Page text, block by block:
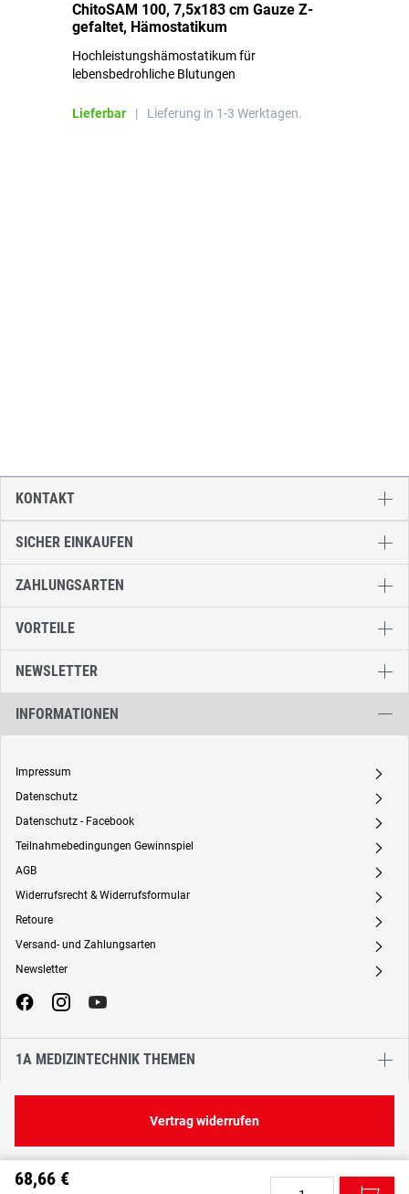
68,66 €
ChitoSAM 100, 7,5x183 cm Gauze Z-
gefaltet, Hämostatikum
Hochleistungshämostatikum für
lebensbedrohliche Blutungen
Lieferbar | Lieferung in 1-3 Werktagen.
SICHER EINKAUFEN
ZAHLUNGSARTEN
VORTEILE
NEWSLETTER
INFORMATIONEN
Impressum A
Datenschutz A
Datenschutz - Facebook A
Teilnahmebedingungen Gewinnspiel A
AGB A
Widerrufsrecht & Widerrufsformular A
Retoure A
Versand- und Zahlungsarten A
Newsletter A
1A MEDIZINTECHNIK THEMEN
KONTAKT
Vertrag widerrufen